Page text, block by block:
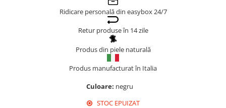
Ridicare personală din easybox 24/7
Retur produse în 14 zile
Produs din piele naturală
Produs manufacturat în Italia
Culoare: negru
STOC EPUIZAT